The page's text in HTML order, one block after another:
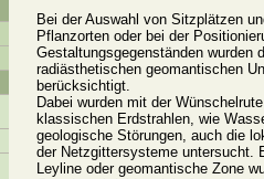
Bei der Auswahl von Sitzplätzen
Pflanzorten oder bei der
Gestaltungsgegenständen wurden
radiästhetischen geomantischen
berücksichtigt.
Dabei wurden mit der
klassischen Erdstrahlen, wie
geologische Störungen, auch die
der Netzgittersysteme untersucht.
Leyline oder geomantische Zone